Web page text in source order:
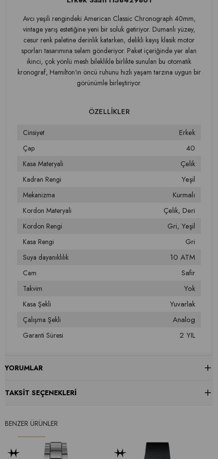
Avcı yeşili rengindeki American Classic Chronograph 40mm,
vintage yarış estetiğine yeni bir soluk getiriyor. Dumanlı yüzey,
cesur renk paletine derinlik katarken, delikli kayış klasik motor
sporları tasarımına selam gönderiyor. Paket içeriğinde yer alan
ikinci, çok yönlü mesh bileklikle birlikte sunulan bu otomatik
kronograf, Hamilton'ın öncü ruhunu hızlı yaşam tarzına uygun bir
görünümle birleştiriyor.
Cinsiyet Erkek
Çap 40
Kasa Materyali Çelik
Kadran Rengi Yeşil
Mekanizma Kurmalı
Kordon Materyali Çelik Deri
Kordon Rengi Gri Yeşil
Kasa Rengi Gri
Suya dayanıklılık 10 ATM
Cam Safir
Takvim Yok
Kasa Şekli Yuvarlak
Çalışma Şekli Analog
Garanti Süresi 2 YIL
YORUMLAR
TAKSIT SEÇENEKLERI
BENZER ÜRÜNLER